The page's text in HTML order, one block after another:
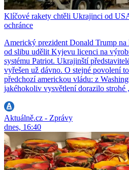
Klíčové rakety chtěli Ukrajinci od
ochránce
Americký prezident Donald Trump na
od slibu udělit Kyjevu licenci na
systému Patriot. Ukrajinští
vyřešen už dávno. O stejné povolení
předchozí americkou vládu: z
jakéhokoliv vysvětlení dorazilo strohé
Aktuálně.cz - Zprávy
dnes, 16:40